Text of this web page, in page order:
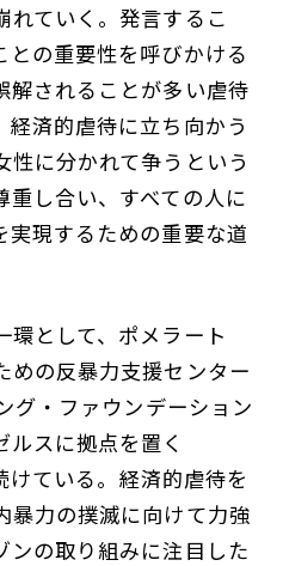
れていく。発言するこ
との重要性を呼びかける
解されることが多い虐待
済的虐待に立ち向かう
性に分かれて争うという
重し合い、すべての人に
実現するための重要な道
環として、ポメラート
めの反暴力支援センター
グ・ファウンデーション
ルスに拠点を置く
ている。経済的虐待を
暴力の撲滅に向けて力強
ンの取り組みに注目した